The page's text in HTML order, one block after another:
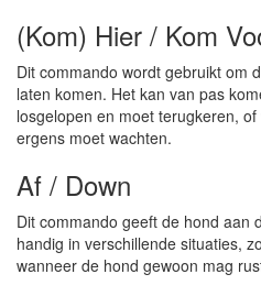
(Kom) Hier / Kom
Dit commando wordt gebruikt om
laten komen. Het kan van pas
losgelopen en moet terugkeren,
ergens moet wachten.
Af / Down
Dit commando geeft de hond aan
handig in verschillende situaties,
wanneer de hond gewoon mag